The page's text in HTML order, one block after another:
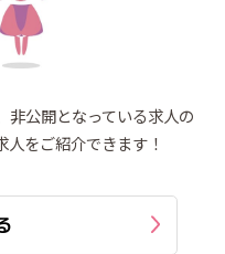
非公開となっている求人の
をご紹介できます！